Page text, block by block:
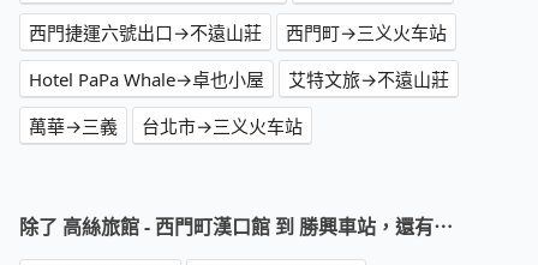
西門捷運六號出口→不遠山莊
西門町→三义火车站
Hotel PaPa Whale→卓也小屋
艾特文旅→不遠山莊
萬華→三義
台北市→三义火车站
除了 高絲旅館 - 西門町漢口館 到 勝興車站，還有⋯